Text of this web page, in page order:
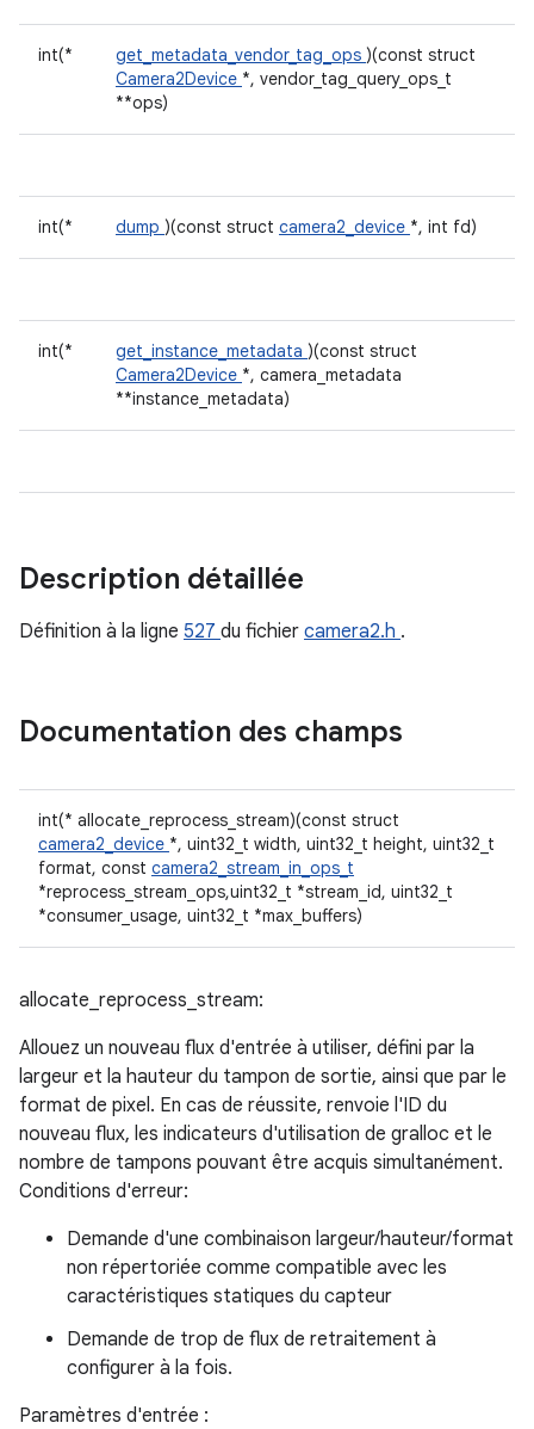
int(* get_metadata_vendor_tag_ops )(const struct
Camera2Device *, vendor_tag_query_ops_t
**ops)
int(* dump )(const struct camera2_device *, int fd)
int(* get_instance_metadata )(const struct
Camera2Device *, camera_metadata
**instance_metadata)
Description détaillée
Définition à la ligne 527 du fichier camera2.h .
Documentation des champs
int(* allocate_reprocess_stream)(const struct
camera2_device *, uint32_t width, uint32_t height, uint32_t
format, const camera2_stream_in_ops_t
*reprocess_stream_ops,uint32_t *stream_id, uint32_t
*consumer_usage, uint32_t *max_buffers)
allocate_reprocess_stream:
Allouez un nouveau flux d'entrée à utiliser, défini par la
largeur et la hauteur du tampon de sortie, ainsi que par le
format de pixel. En cas de réussite, renvoie l'ID du
nouveau flux, les indicateurs d'utilisation de gralloc et le
nombre de tampons pouvant être acquis simultanément.
Conditions d'erreur:
Demande d'une combinaison largeur/hauteur/format
non répertoriée comme compatible avec les
caractéristiques statiques du capteur
Demande de trop de flux de retraitement à
configurer à la fois.
Paramètres d'entrée :